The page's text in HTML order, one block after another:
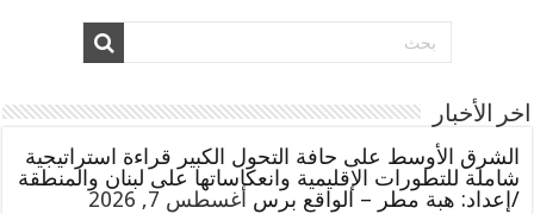
اخر الأخبار
الشرق الأوسط على حافة التحول الكبير قراءة استراتيجية
شاملة للتطورات الإقليمية وانعكاساتها على لبنان والمنطقة
/إعداد: هبة مطر – الواقع برس أغسطس 7, 2026